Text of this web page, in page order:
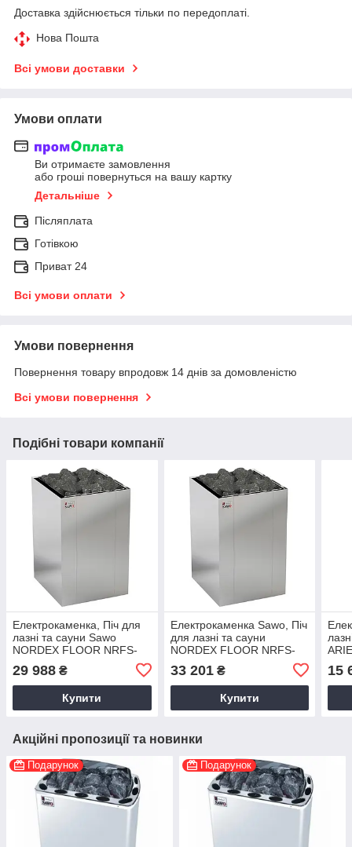
Доставка здійснюється тільки по передоплаті.
Нова Пошта
Всі умови доставки
Умови оплати
Ви отримаєте замовлення
або гроші повернуться на вашу картку
Детальніше
Післяплата
Готівкою
Приват 24
Всі умови оплати
Умови повернення
Повернення товару впродовж 14 днів за домовленістю
Всі умови повернення
Подібні товари компанії
Електрокаменка, Піч для
лазні та сауни Sawo
NORDEX FLOOR NRFS-
29 988 ₴
Купити
Електрокаменка Sawo, Піч
для лазні та сауни
NORDEX FLOOR NRFS-
33 201₴
Купити
15
Акційні пропозиції та новинки
Подарунок Подарунок